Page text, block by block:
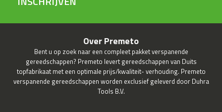
Over Premeto
Bent u op zoek naar een compleet pakket verspanende
gereedschappen? Premeto levert gereedschappen van Duits
topfabrikaat met een optimale prijs/kwaliteit- verhouding. Premeto
verspanende gereedschappen worden exclusief geleverd door Duhra
Tools B.V.